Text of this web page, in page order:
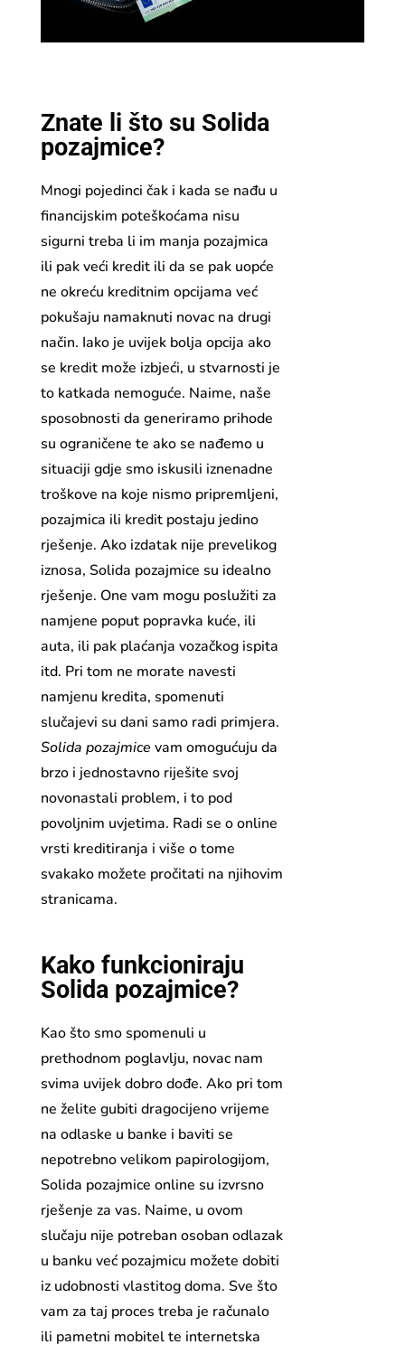
Znate li što su Solida
pozajmice?
Mnogi pojedinci čak i kada se nađu u
financijskim poteškoćama nisu
sigurni treba li im manja pozajmica
ili pak veći kredit ili da se pak uopće
ne okreću kreditnim opcijama već
pokušaju namaknuti novac na drugi
način. Iako je uvijek bolja opcija ako
se kredit može izbjeći, u stvarnosti je
to katkada nemoguće. Naime, naše
sposobnosti da generiramo prihode
su ograničene te ako se nađemo u
situaciji gdje smo iskusili iznenadne
troškove na koje nismo pripremljeni,
pozajmica ili kredit postaju jedino
rješenje. Ako izdatak nije prevelikog
iznosa, Solida pozajmice su idealno
rješenje. One vam mogu poslužiti za
namjene poput popravka kuće, ili
auta, ili pak plaćanja vozačkog ispita
itd. Pri tom ne morate navesti
namjenu kredita, spomenuti
slučajevi su dani samo radi primjera.
Solida pozajmice vam omogućuju da
brzo i jednostavno riješite svoj
novonastali problem, i to pod
povoljnim uvjetima. Radi se o online
vrsti kreditiranja i više o tome
svakako možete pročitati na njihovim
stranicama.
Kako funkcioniraju
Solida pozajmice?
Kao što smo spomenuli u
prethodnom poglavlju, novac nam
svima uvijek dobro dođe. Ako pri tom
ne želite gubiti dragocijeno vrijeme
na odlaske u banke i baviti se
nepotrebno velikom papirologijom,
Solida pozajmice online su izvrsno
rješenje za vas. Naime, u ovom
slučaju nije potreban osoban odlazak
u banku već pozajmicu možete dobiti
iz udobnosti vlastitog doma. Sve što
vam za taj proces treba je računalo
ili pametni mobitel te internetska